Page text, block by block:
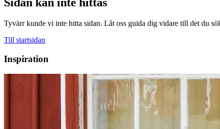
Sidan kan inte hittas
Tyvärr kunde vi inte hitta sidan. Låt oss guida dig vidare till det du
Till startsidan
Inspiration